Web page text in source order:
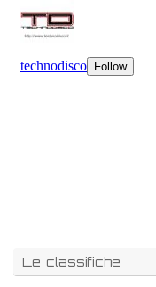
Le classifiche